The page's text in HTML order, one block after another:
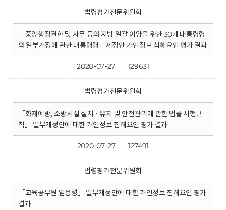
법령평가전문위원회
「중앙행정권한 및 사무 등의 지방 일괄 이양을 위한 30개 대통령령
의 일부개정에 관한 대통령령」제정안 개인정보 침해요인 평가 결과
2020-07-27 129631
법령평가전문위원회
「화재예방, 소방시설 설치 · 유지 및 안전관리에 관한 법률 시행규
칙」 일부개정안에 대한 개인정보 침해요인 평가 결과
2020-07-27 127491
법령평가전문위원회
「교육공무원 임용령」 일부개정안에 대한 개인정보 침해요인 평가
결과